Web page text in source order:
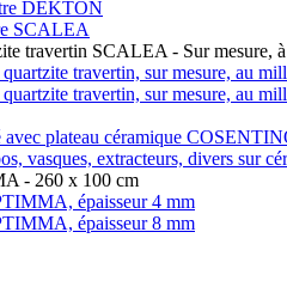
DEKTON
SCALEA
travertin SCALEA - Sur mesure,
travertin, sur mesure, au
travertin, sur mesure, au
avec plateau céramique
vasques, extracteurs, divers sur
- 260 x 100 cm
épaisseur 4 mm
épaisseur 8 mm